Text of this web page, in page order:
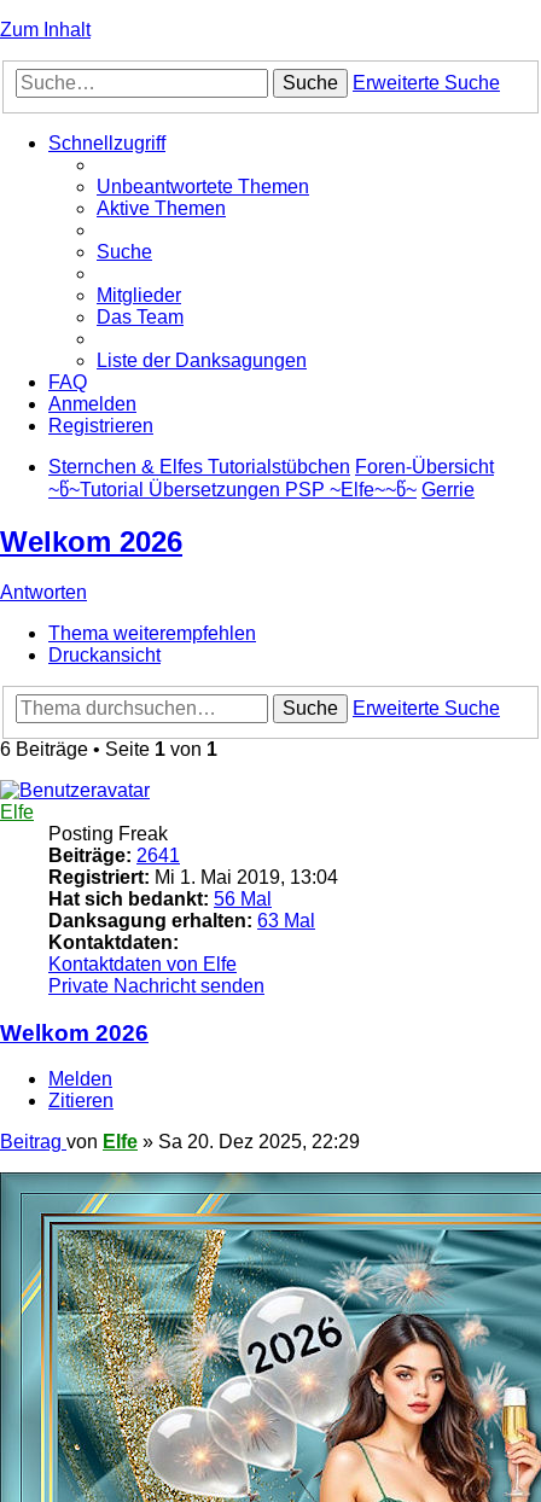
Zum Inhalt
Suche Erweiterte Suche
Schnellzugriff
Unbeantwortete Themen
Aktive Themen
Suche
Mitglieder
Das Team
Liste der Danksagungen
FAQ
Anmelden
Registrieren
Sternchen & Elfes Tutorialstübchen Foren-Übersicht
~წ~Tutorial Übersetzungen PSP ~Elfe~~წ~ Gerrie
Welkom 2026
Antworten
Thema weiterempfehlen
Druckansicht
Suche
Erweiterte Suche
6 Beiträge • Seite 1 von 1
Elfe
Posting Freak
Beiträge: 2641
Registriert: Mi 1. Mai 2019, 13:04
Hat sich bedankt: 56 Mal
Danksagung erhalten: 63 Mal
Kontaktdaten:
Kontaktdaten von Elfe
Private Nachricht senden
Welkom 2026
Melden
Zitieren
Beitrag von Elfe » Sa 20. Dez 2025, 22:29